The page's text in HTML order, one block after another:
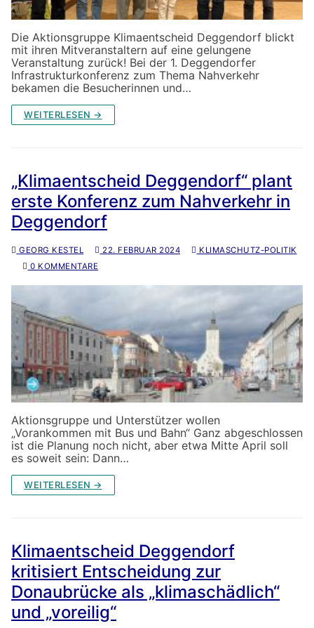
Die Aktionsgruppe Klimaentscheid Deggendorf blickt
mit ihren Mitveranstaltern auf eine gelungene
Veranstaltung zurück! Bei der 1. Deggendorfer
Infrastrukturkonferenz zum Thema Nahverkehr
bekamen die Besucherinnen und…
WEITERLESEN →
„Klimaentscheid Deggendorf“ plant
erste Konferenz zum Nahverkehr in
Deggendorf
GEORG KESTEL 22. FEBRUAR 2024
KLIMASCHUTZ-POLITIK
0 KOMMENTARE
Aktionsgruppe und Unterstützer wollen
„Vorankommen mit Bus und Bahn“ Ganz abgeschlossen
ist die Planung noch nicht, aber etwa Mitte April soll
es soweit sein: Dann…
WEITERLESEN →
Klimaentscheid Deggendorf
kritisiert Entscheidung zur
Donaubrücke als „klimaschädlich“
und „voreilig“